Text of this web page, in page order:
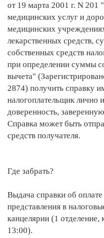
от 19 марта 2001 г. N
медицинских услуг и
медицинских
лекарственных средств,
собственных средств
при определении суммы
вычета"
2874) получить справку
налогоплательщик
доверенность,
Справка может быть
средств получателя.
Где забрать?
Выдача справки об
представления в
канцелярии (1
13:00).